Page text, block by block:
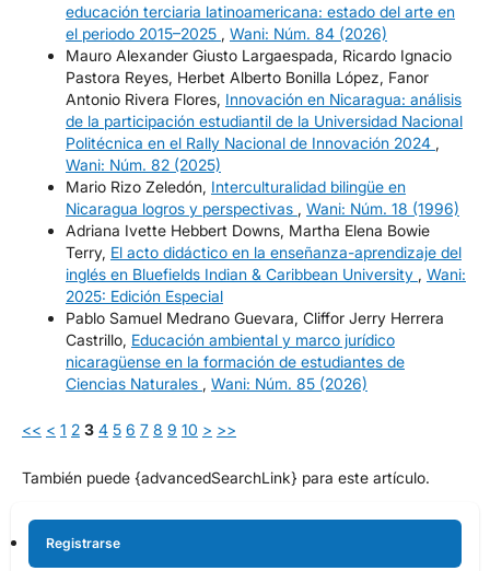
educación terciaria latinoamericana: estado del arte en
el periodo 2015–2025 , Wani: Núm. 84 (2026)
Mauro Alexander Giusto Largaespada, Ricardo Ignacio
Pastora Reyes, Herbet Alberto Bonilla López, Fanor
Antonio Rivera Flores, Innovación en Nicaragua: análisis
de la participación estudiantil de la Universidad Nacional
Politécnica en el Rally Nacional de Innovación 2024 ,
Wani: Núm. 82 (2025)
Mario Rizo Zeledón, Interculturalidad bilingüe en
Nicaragua logros y perspectivas , Wani: Núm. 18 (1996)
Adriana Ivette Hebbert Downs, Martha Elena Bowie
Terry, El acto didáctico en la enseñanza-aprendizaje del
inglés en Bluefields Indian & Caribbean University , Wani:
2025: Edición Especial
Pablo Samuel Medrano Guevara, Cliffor Jerry Herrera
Castrillo, Educación ambiental y marco jurídico
nicaragüense en la formación de estudiantes de
Ciencias Naturales , Wani: Núm. 85 (2026)
<< < 1 2 3 4 5 6 7 8 9 10 > >>
También puede {advancedSearchLink} para este artículo.
Registrarse